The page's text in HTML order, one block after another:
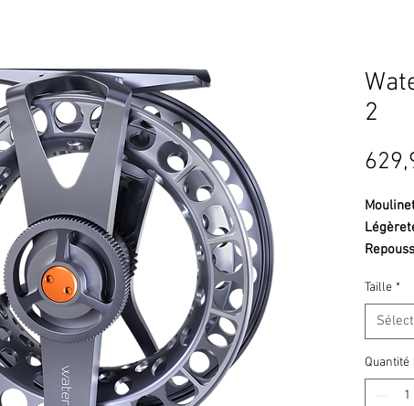
2
exploit
plus
encore
directe
modèle
Taille *
Quantité